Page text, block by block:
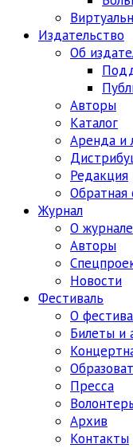
Издательство
Об
Авторы
Каталог
Аренда и
Редакция
Обратная
Журнал
О журнале
Авторы
Новости
Фестиваль
О
Билеты и
Пресса
Архив
Контакты